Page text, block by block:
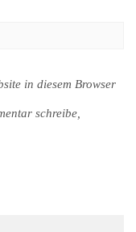
in diesem Browser
schreibe,